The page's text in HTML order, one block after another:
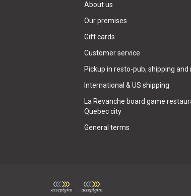
About us
Our premises
Gift cards
Customer service
Pickup in resto-pub, shipping and
International & US shipping
La Revanche board game
Quebec city
General terms